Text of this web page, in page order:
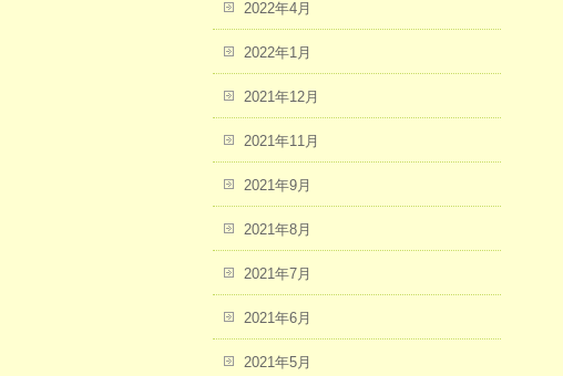
2022年4月
2022年1月
2021年12月
2021年11月
2021年9月
2021年8月
2021年7月
2021年6月
2021年5月